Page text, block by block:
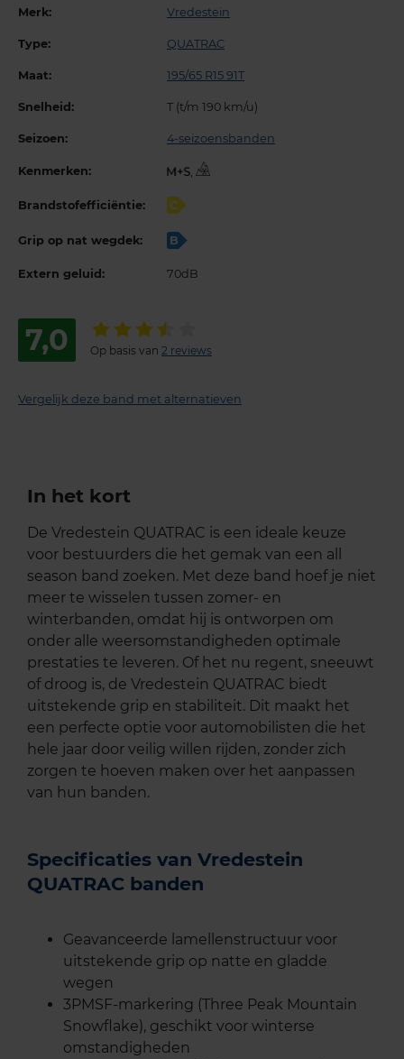
Merk: Vredestein
Type: QUATRAC
Maat: 195/65 R15 91T
Snelheid: T (t/m 190 km/u)
Seizoen: 4-seizoensbanden
Kenmerken: ,
Brandstofefficiëntie: C
Grip op nat wegdek: B
Extern geluid: 70dB
7,0 Op basis van 2 reviews
Vergelijk deze band met alternatieven
In het kort
De Vredestein QUATRAC is een ideale keuze
voor bestuurders die het gemak van een all
season band zoeken. Met deze band hoef je niet
meer te wisselen tussen zomer- en
winterbanden, omdat hij is ontworpen om
onder alle weersomstandigheden optimale
prestaties te leveren. Of het nu regent, sneeuwt
of droog is, de Vredestein QUATRAC biedt
uitstekende grip en stabiliteit. Dit maakt het
een perfecte optie voor automobilisten die het
hele jaar door veilig willen rijden, zonder zich
zorgen te hoeven maken over het aanpassen
van hun banden.
Specificaties van Vredestein
QUATRAC banden
Geavanceerde lamellenstructuur voor
uitstekende grip op natte en gladde
wegen
3PMSF-markering (Three Peak Mountain
Snowflake), geschikt voor winterse
omstandigheden